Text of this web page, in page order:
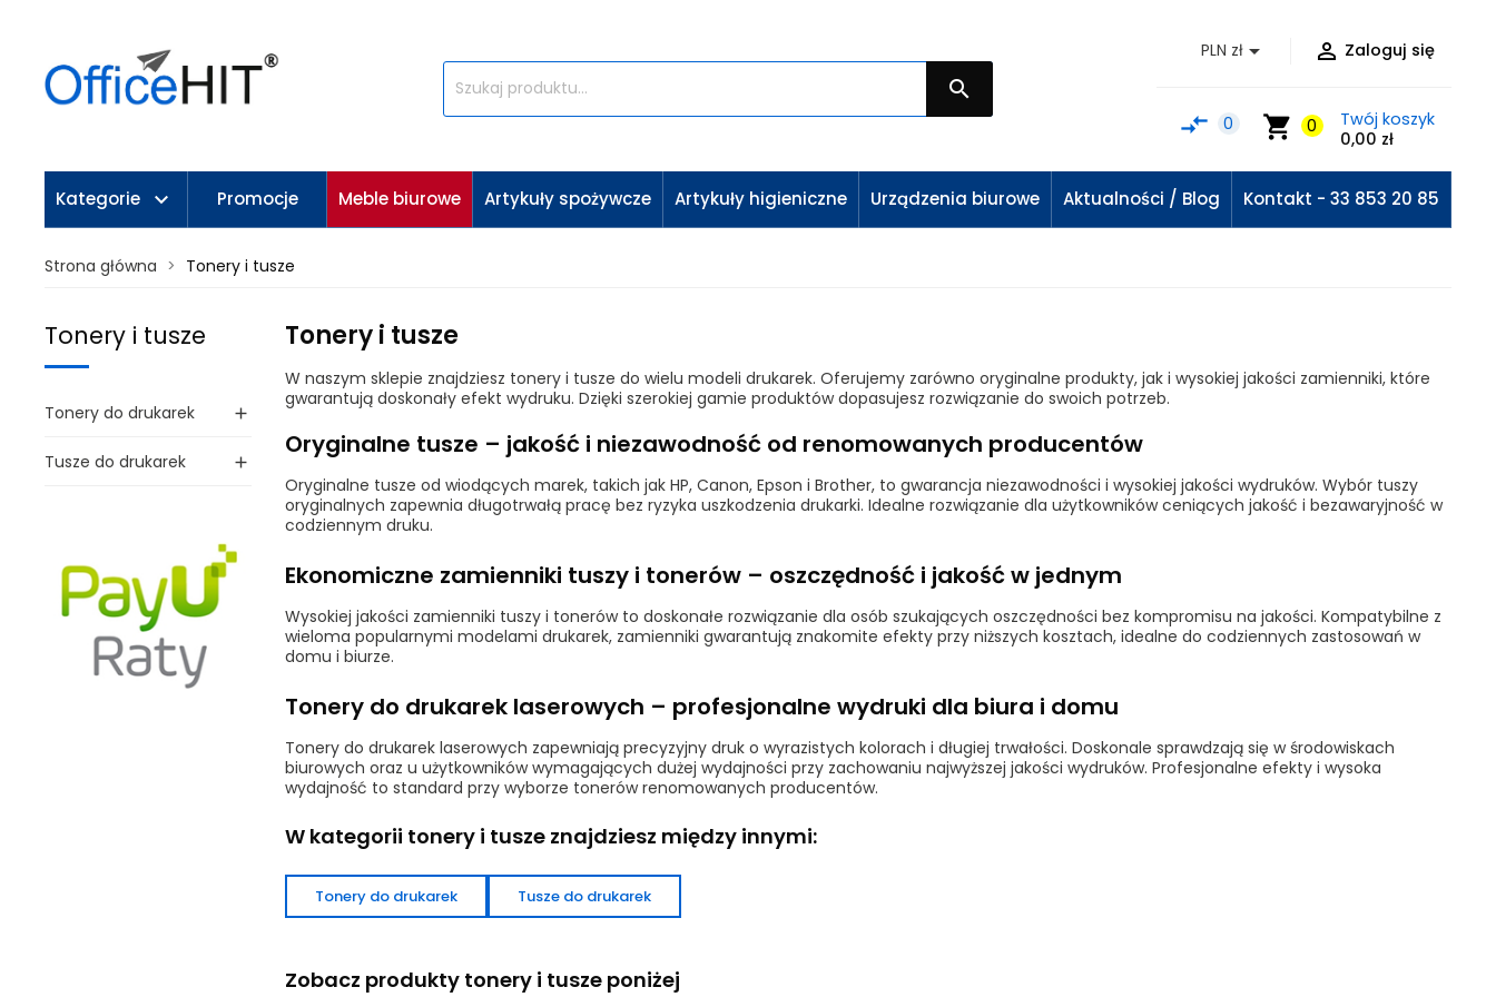

 Zaloguj się
PLN zł
shopping_cart 0
Twój koszyk
0,00 zł
compare_arrows 0
Kategorie keyboard_arrow_down Promocje Meble biurowe Artykuły spożywcze Artykuły higieniczne Urządzenia biurowe Aktualności / Blog Kontakt - 33 853 20 85
Strona główna Tonery i tusze
Tonery i tusze
Tonery do drukarek 
Tusze do drukarek 
Tonery i tusze
W naszym sklepie znajdziesz tonery i tusze do wielu modeli drukarek. Oferujemy zarówno oryginalne produkty, jak i wysokiej jakości zamienniki, które
gwarantują doskonały efekt wydruku. Dzięki szerokiej gamie produktów dopasujesz rozwiązanie do swoich potrzeb.
Oryginalne tusze – jakość i niezawodność od renomowanych producentów
Oryginalne tusze od wiodących marek, takich jak HP, Canon, Epson i Brother, to gwarancja niezawodności i wysokiej jakości wydruków. Wybór tuszy
oryginalnych zapewnia długotrwałą pracę bez ryzyka uszkodzenia drukarki. Idealne rozwiązanie dla użytkowników ceniących jakość i bezawaryjność w
codziennym druku.
Ekonomiczne zamienniki tuszy i tonerów – oszczędność i jakość w jednym
Wysokiej jakości zamienniki tuszy i tonerów to doskonałe rozwiązanie dla osób szukających oszczędności bez kompromisu na jakości. Kompatybilne z
wieloma popularnymi modelami drukarek, zamienniki gwarantują znakomite efekty przy niższych kosztach, idealne do codziennych zastosowań w
domu i biurze.
Tonery do drukarek laserowych – profesjonalne wydruki dla biura i domu
Tonery do drukarek laserowych zapewniają precyzyjny druk o wyrazistych kolorach i długiej trwałości. Doskonale sprawdzają się w środowiskach
biurowych oraz u użytkowników wymagających dużej wydajności przy zachowaniu najwyższej jakości wydruków. Profesjonalne efekty i wysoka
wydajność to standard przy wyborze tonerów renomowanych producentów.
W kategorii tonery i tusze znajdziesz między innymi:
Tonery do drukarek Tusze do drukarek
Zobacz produkty tonery i tusze poniżej